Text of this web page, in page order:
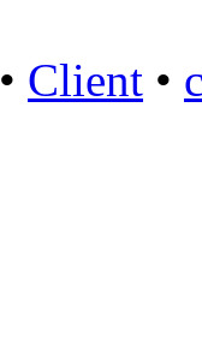
• Client •